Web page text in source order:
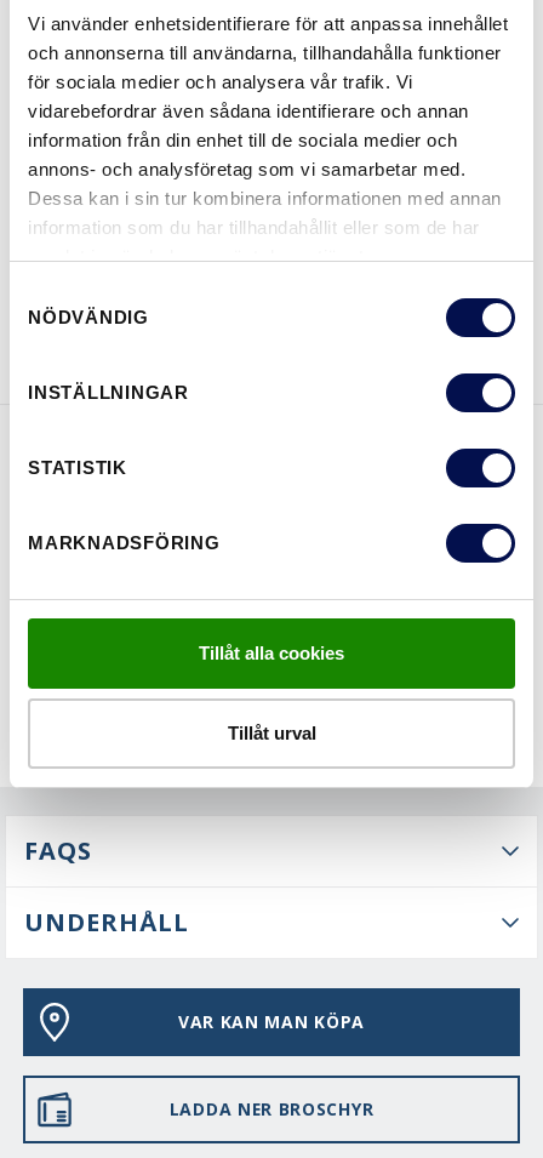
Vi använder enhetsidentifierare för att anpassa innehållet
och annonserna till användarna, tillhandahålla funktioner
för sociala medier och analysera vår trafik. Vi
vidarebefordrar även sådana identifierare och annan
information från din enhet till de sociala medier och
annons- och analysföretag som vi samarbetar med.
Dessa kan i sin tur kombinera informationen med annan
information som du har tillhandahållit eller som de har
samlat in när du har använt deras tjänster.
NÖDVÄNDIG
INSTÄLLNINGAR
STATISTIK
MARKNADSFÖRING
Tillåt alla cookies
Tillåt urval
STORLEKAR
VAR KAN MAN KÖPA
LADDA NER BROSCHYR KONTAKTA OSS
FAQS
UNDERHÅLL
VAR KAN MAN KÖPA
LADDA NER BROSCHYR